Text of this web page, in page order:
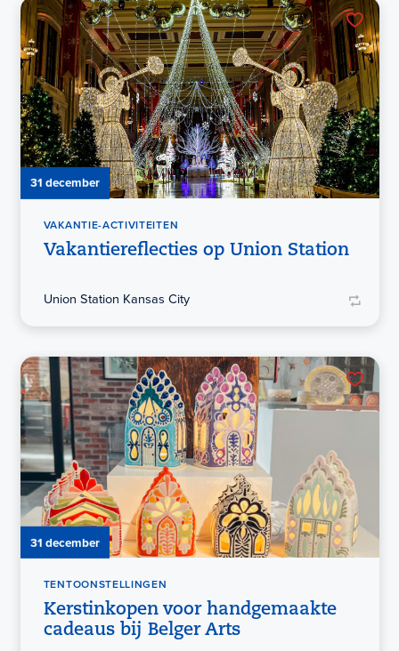
31 december
VAKANTIE-ACTIVITEITEN
Vakantiereflecties op Union Station
Union Station Kansas City
31 december
TENTOONSTELLINGEN
Kerstinkopen voor handgemaakte
cadeaus bij Belger Arts